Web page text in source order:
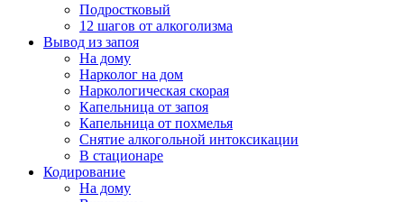
Подростковый
12 шагов от алкоголизма
Вывод из запоя
На дому
Нарколог на дом
Наркологическая скорая
Капельница от запоя
Капельница от похмелья
Снятие алкогольной интоксикации
В стационаре
Кодирование
На дому